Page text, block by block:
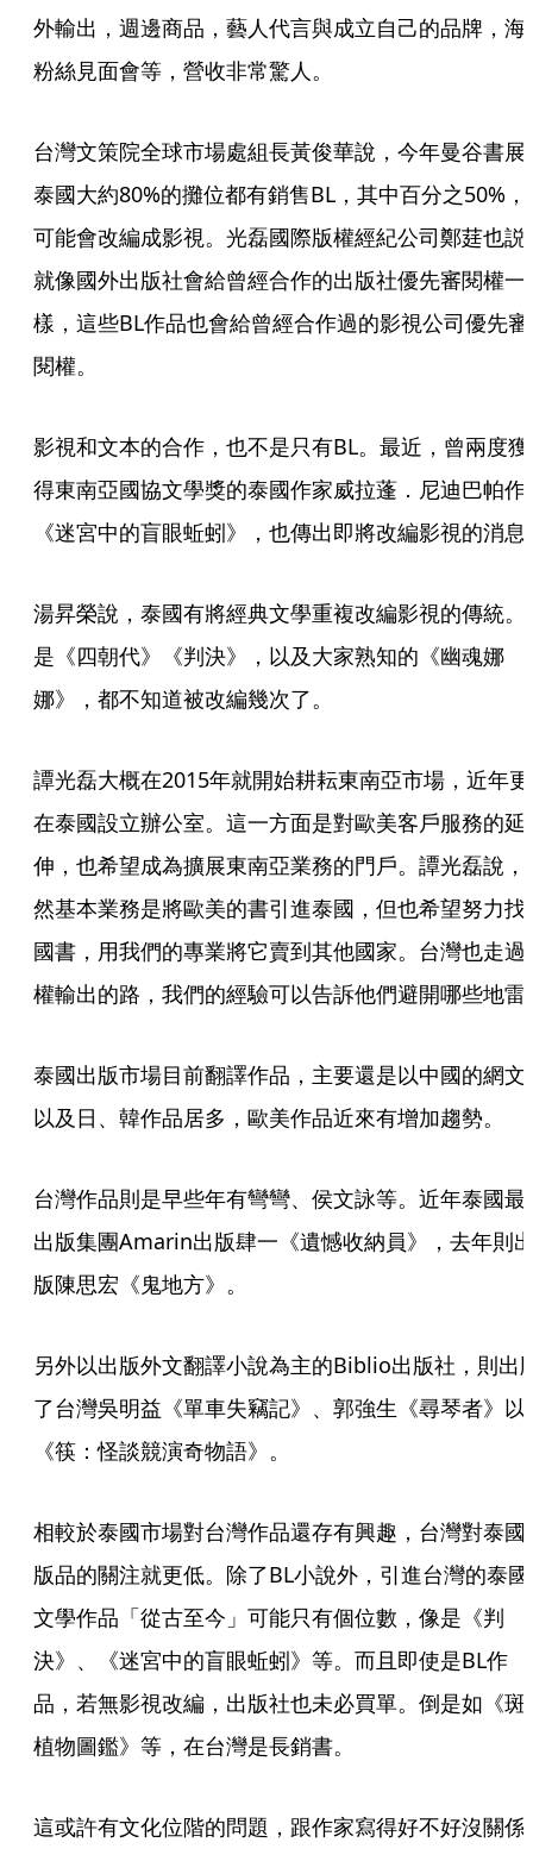
外輸出，週邊商品，藝人代言與成立自己的品牌，海
粉絲見面會等，營收非常驚人。
台灣文策院全球市場處組長黃俊華說，今年曼谷書展
泰國大約80%的攤位都有銷售BL，其中百分之50%，
可能會改編成影視。光磊國際版權經紀公司鄭莛也説
就像國外出版社會給曾經合作的出版社優先審閱權一
樣，這些BL作品也會給曾經合作過的影視公司優先審
閱權。
影視和文本的合作，也不是只有BL。最近，曾兩度獲
得東南亞國協文學獎的泰國作家威拉蓬．尼迪巴帕作
《迷宮中的盲眼蚯蚓》，也傳出即將改編影視的消息
湯昇榮說，泰國有將經典文學重複改編影視的傳統。
是《四朝代》《判決》，以及大家熟知的《幽魂娜
娜》，都不知道被改編幾次了。
譚光磊大概在2015年就開始耕耘東南亞市場，近年更
在泰國設立辦公室。這一方面是對歐美客戶服務的延
伸，也希望成為擴展東南亞業務的門戶。譚光磊說，
然基本業務是將歐美的書引進泰國，但也希望努力找
國書，用我們的專業將它賣到其他國家。台灣也走過
權輸出的路，我們的經驗可以告訴他們避開哪些地雷
泰國出版市場目前翻譯作品，主要還是以中國的網文
以及日、韓作品居多，歐美作品近來有增加趨勢。
台灣作品則是早些年有彎彎、侯文詠等。近年泰國最
出版集團Amarin出版肆一《遺憾收納員》，去年則
版陳思宏《鬼地方》。
另外以出版外文翻譯小說為主的Biblio出版社，則出
了台灣吳明益《單車失竊記》、郭強生《尋琴者》以
《筷：怪談競演奇物語》。
相較於泰國市場對台灣作品還存有興趣，台灣對泰國
版品的關注就更低。除了BL小說外，引進台灣的泰國
文學作品「從古至今」可能只有個位數，像是《判
決》、《迷宮中的盲眼蚯蚓》等。而且即使是BL作
品，若無影視改編，出版社也未必買單。倒是如《斑
植物圖鑑》等，在台灣是長銷書。
這或許有文化位階的問題，跟作家寫得好不好沒關係